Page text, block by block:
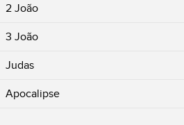
2 João
3 João
Judas
Apocalipse